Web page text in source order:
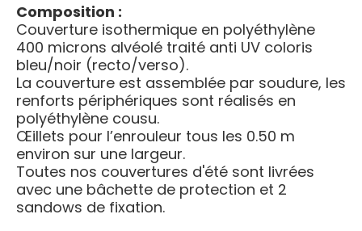
Composition :
Couverture isothermique en polyéthylène
400 microns alvéolé traité anti UV coloris
bleu/noir (recto/verso).
La couverture est assemblée par soudure, les
renforts périphériques sont réalisés en
polyéthylène cousu.
Œillets pour l’enrouleur tous les 0.50 m
environ sur une largeur.
Toutes nos couvertures d'été sont livrées
avec une bâchette de protection et 2
sandows de fixation.